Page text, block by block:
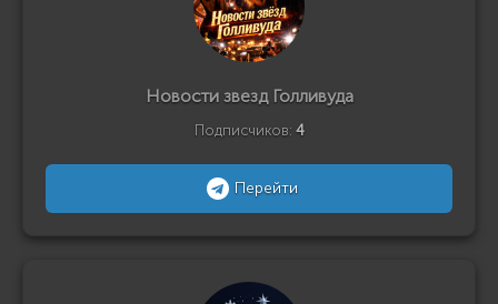
Новости звезд Голливуда
Подписчиков: 4
Перейти